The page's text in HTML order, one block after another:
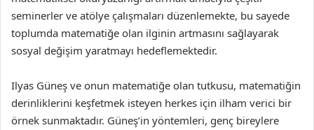
seminerler ve atölye çalışmaları düzenlemekte, bu sayede
toplumda matematiğe olan ilginin artmasını sağlayarak
sosyal değişim yaratmayı hedeflemektedir.
Ilyas Güneş ve onun matematiğe olan tutkusu, matematiğin
derinliklerini keşfetmek isteyen herkes için ilham verici bir
örnek sunmaktadır. Güneş’in yöntemleri, genç bireylere